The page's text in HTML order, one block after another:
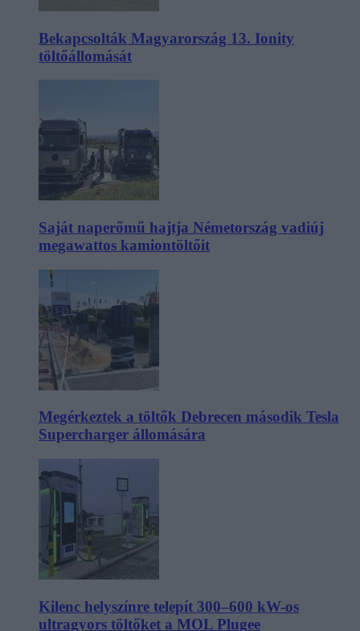
Bekapcsolták Magyarország 13. Ionity
töltőállomását
Saját naperőmű hajtja Németország vadiúj
megawattos kamiontöltőit
Megérkeztek a töltők Debrecen második Tesla
Supercharger állomására
Kilenc helyszínre telepít 300–600 kW-os
ultragyors töltőket a MOL Plugee